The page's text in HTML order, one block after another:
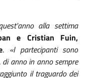
alla settima
e Cristian Fuin,
. «I partecipanti sono
di anno in anno sempre
il traguardo dei